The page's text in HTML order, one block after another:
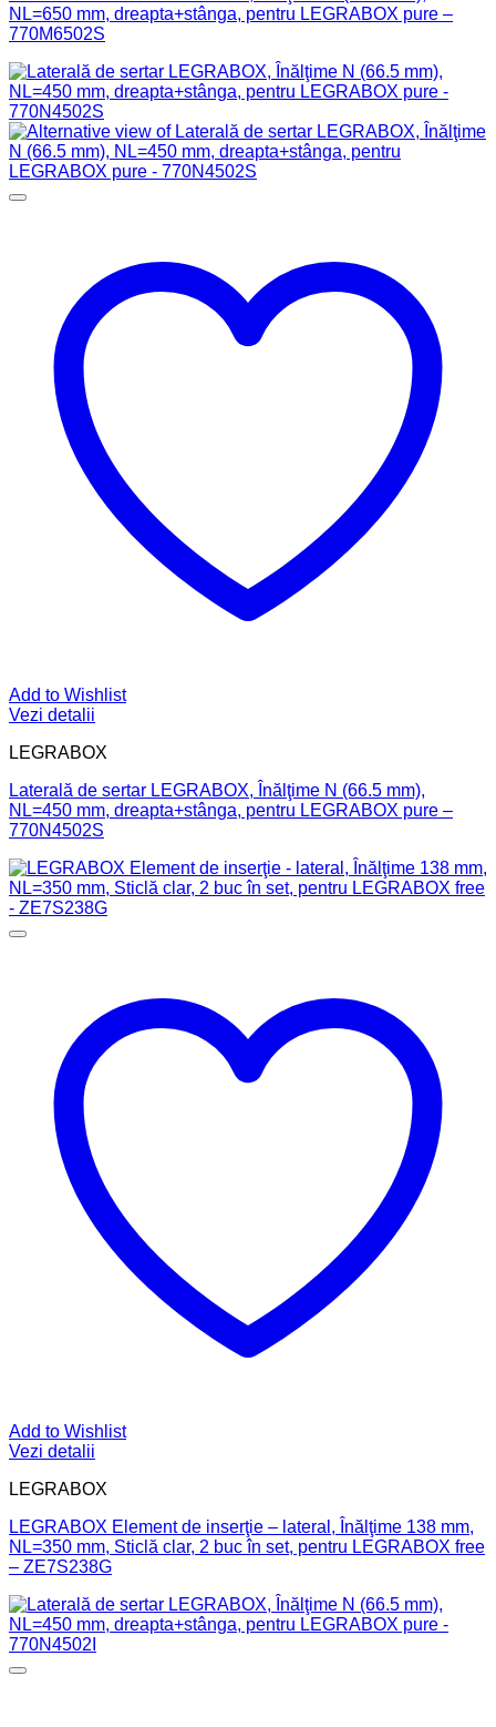
NL=650 mm, dreapta+stânga, pentru LEGRABOX pure –
770M6502S
Add to Wishlist
Vezi detalii
LEGRABOX
Laterală de sertar LEGRABOX, Înălţime N (66.5 mm),
NL=450 mm, dreapta+stânga, pentru LEGRABOX pure –
770N4502S
Add to Wishlist
Vezi detalii
LEGRABOX
LEGRABOX Element de inserţie – lateral, Înălţime 138 mm,
NL=350 mm, Sticlă clar, 2 buc în set, pentru LEGRABOX free
– ZE7S238G